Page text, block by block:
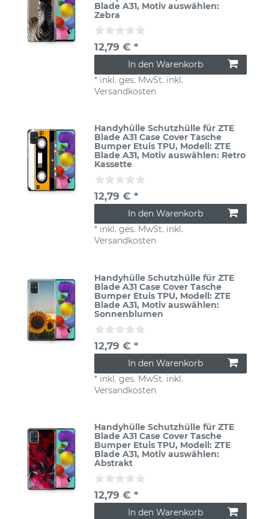
Blade A31, Motiv auswählen:
Zebra
12,79 € *
In den Warenkorb
* inkl. ges. MwSt. inkl.
Versandkosten
Handyhülle Schutzhülle für ZTE
Blade A31 Case Cover Tasche
Bumper Etuis TPU, Modell: ZTE
Blade A31, Motiv auswählen: Retro
Kassette
12,79 € *
In den Warenkorb
* inkl. ges. MwSt. inkl.
Versandkosten
Handyhülle Schutzhülle für ZTE
Blade A31 Case Cover Tasche
Bumper Etuis TPU, Modell: ZTE
Blade A31, Motiv auswählen:
Sonnenblumen
12,79 € *
In den Warenkorb
* inkl. ges. MwSt. inkl.
Versandkosten
Handyhülle Schutzhülle für ZTE
Blade A31 Case Cover Tasche
Bumper Etuis TPU, Modell: ZTE
Blade A31, Motiv auswählen:
Abstrakt
12,79 € *
In den Warenkorb